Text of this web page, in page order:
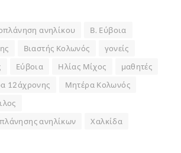
ανηλίκου
Β. Εύβοια
Βιαστής Κολωνός
γονείς
Εύβοια Ηλίας Μίχος
μαθητές
12άχρονης
Μητέρα Κολωνός
ανηλίκων
Χαλκίδα